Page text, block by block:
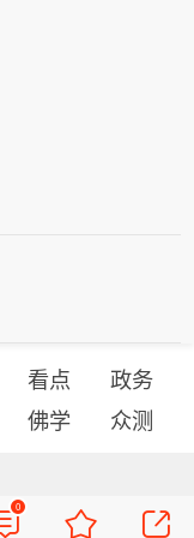
看点
政务
佛学 众测
登录
0